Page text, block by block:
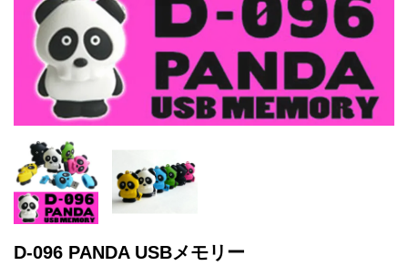
D-096 PANDA USBメモリー